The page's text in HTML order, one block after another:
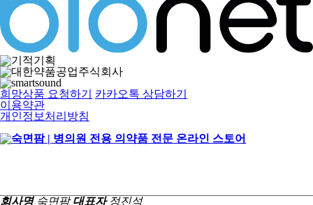
희망상품 요청하기
카카오톡 상담하기
이용약관
개인정보처리방침
회사명숙면팜 대표자 정진석